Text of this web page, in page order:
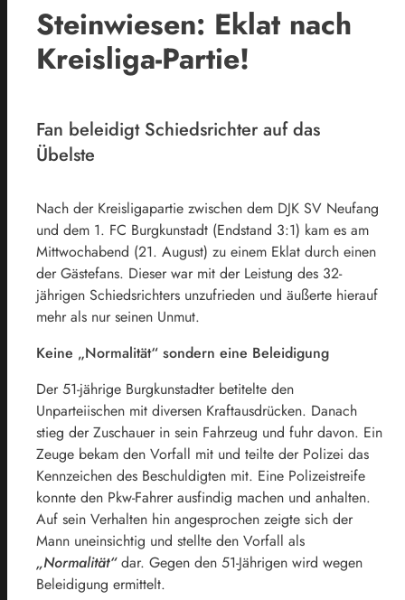
Steinwiesen: Eklat nach
Kreisliga-Partie!
Fan beleidigt Schiedsrichter auf das
Übelste
Nach der Kreisligapartie zwischen dem DJK SV Neufang
und dem 1. FC Burgkunstadt (Endstand 3:1) kam es am
Mittwochabend (21. August) zu einem Eklat durch einen
der Gästefans. Dieser war mit der Leistung des 32-
jährigen Schiedsrichters unzufrieden und äußerte hierauf
mehr als nur seinen Unmut.
Keine „Normalität“ sondern eine Beleidigung
Der 51-jährige Burgkunstadter betitelte den
Unparteiischen mit diversen Kraftausdrücken. Danach
stieg der Zuschauer in sein Fahrzeug und fuhr davon. Ein
Zeuge bekam den Vorfall mit und teilte der Polizei das
Kennzeichen des Beschuldigten mit. Eine Polizeistreife
konnte den Pkw-Fahrer ausfindig machen und anhalten.
Auf sein Verhalten hin angesprochen zeigte sich der
Mann uneinsichtig und stellte den Vorfall als
„Normalität“dar. Gegen den 51-Jährigen wird wegen
Beleidigung ermittelt.